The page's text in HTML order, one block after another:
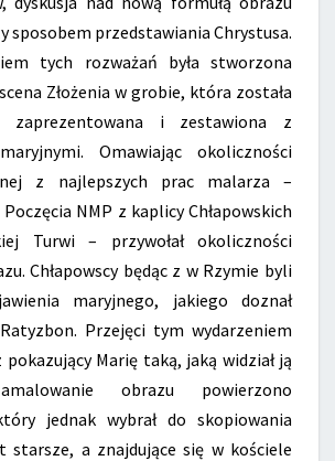
sposobem przedstawiania Chrystusa.
tych rozważań była stworzona
Złożenia w grobie, która została
zaprezentowana i zestawiona z
Omawiając okoliczności
z najlepszych prac malarza –
NMP z kaplicy Chłapowskich
Turwi – przywołał okoliczności
Chłapowscy będąc z w Rzymie byli
maryjnego, jakiego doznał
Przejęci tym wydarzeniem
Marię taką, jaką widział ją
obrazu powierzono
jednak wybrał do skopiowania
starsze, a znajdujące się w kościele